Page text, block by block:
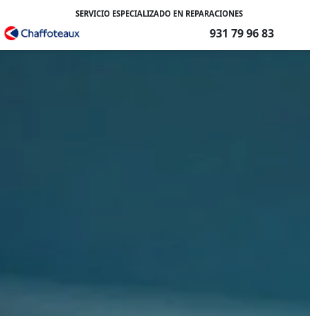
SERVICIO ESPECIALIZADO EN REPARACIONES
931 79 96 83